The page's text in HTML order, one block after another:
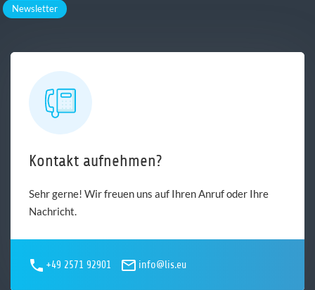
Newsletter
Kontakt aufnehmen?
Sehr gerne! Wir freuen uns auf Ihren Anruf oder Ihre
Nachricht.
+49 2571 92901 info@lis.eu